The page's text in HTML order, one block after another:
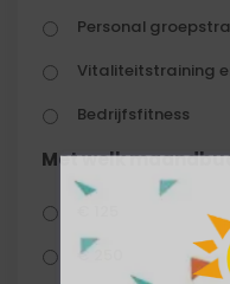
Personal
Vitaliteitstraining
Bedrijfsfitness
Met welk
€ 250